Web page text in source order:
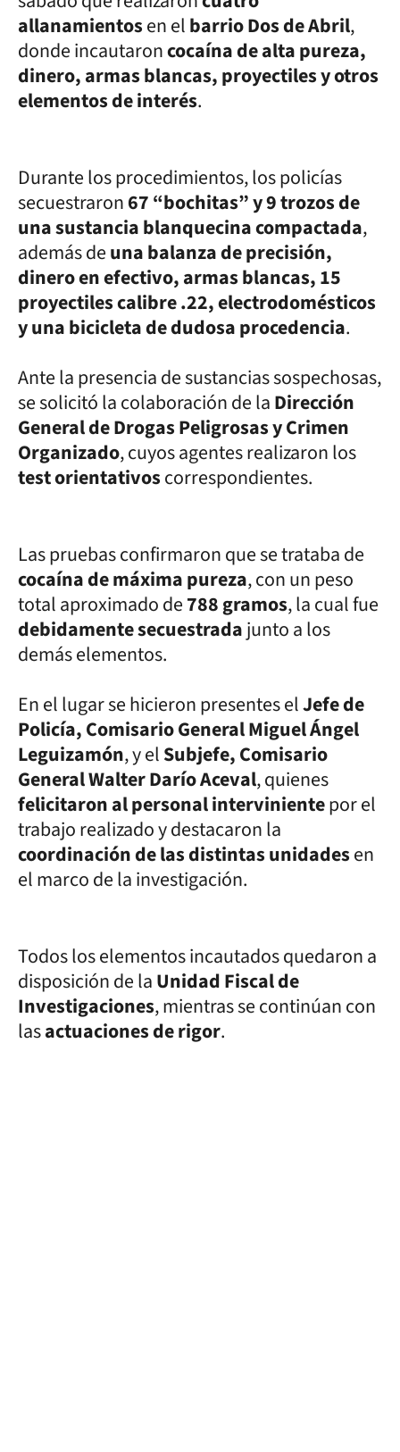
allanamientosen elbarrio Dos de Abril,
donde incautaroncocaína de alta pureza,
dinero, armas blancas, proyectiles y otros
elementos de interés.
Durante los procedimientos, los policías
secuestraron67 “bochitas” y 9 trozos de
una sustancia blanquecina compactada,
además deuna balanza de precisión,
dinero en efectivo, armas blancas, 15
proyectiles calibre .22, electrodomésticos
y una bicicleta de dudosa procedencia.
Ante la presencia de sustancias sospechosas,
se solicitó la colaboración de laDirección
General de Drogas Peligrosas y Crimen
Organizado, cuyos agentes realizaron los
test orientativoscorrespondientes.
Las pruebas confirmaron que se trataba de
cocaína de máxima pureza, con un peso
total aproximado de788 gramos, la cual fue
debidamente secuestradajunto a los
demás elementos.
En el lugar se hicieron presentes elJefe de
Policía, Comisario General Miguel Ángel
Leguizamón, y elSubjefe, Comisario
General Walter Darío Aceval, quienes
felicitaron al personal intervinientepor el
trabajo realizado y destacaron la
coordinación de las distintas unidadesen
el marco de la investigación.
Todos los elementos incautados quedaron a
disposición de laUnidad Fiscal de
Investigaciones, mientras se continúan con
lasactuaciones de rigor.